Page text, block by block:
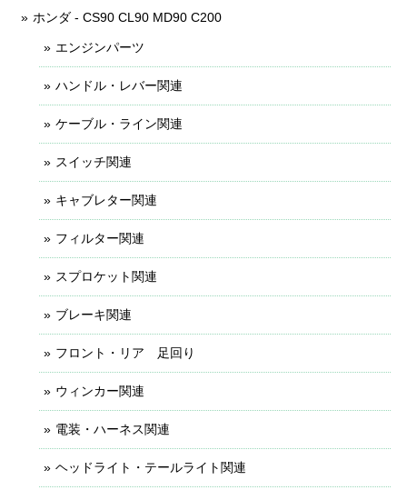
ホンダ - CS90 CL90 MD90 C200
エンジンパーツ
ハンドル・レバー関連
ケーブル・ライン関連
スイッチ関連
キャブレター関連
フィルター関連
スプロケット関連
ブレーキ関連
フロント・リア 足回り
ウィンカー関連
電装・ハーネス関連
ヘッドライト・テールライト関連